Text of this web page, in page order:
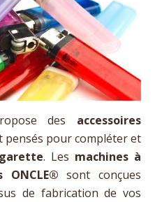
des accessoires
pensés pour compléter et
. Les machines à
sont conçues
de fabrication de vos